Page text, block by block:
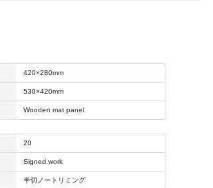
420×280mm
530×420mm
Wooden mat panel
20
Signed work
半切ノートリミング